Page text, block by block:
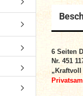
6 Seiten
Nr. 451